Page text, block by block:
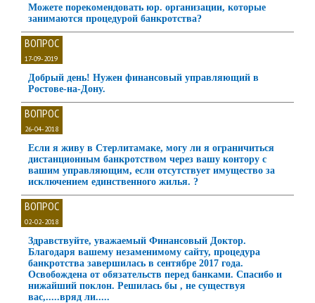
Можете порекомендовать юр. организации, которые
занимаются процедурой банкротства?
ВОПРОС
17-09-2019
Добрый день! Нужен финансовый управляющий в
Ростове-на-Дону.
ВОПРОС
26-04-2018
Если я живу в Стерлитамаке, могу ли я ограничиться
дистанционным банкротством через вашу контору с
вашим управляющим, если отсутствует имущество за
исключением единственного жилья. ?
ВОПРОС
02-02-2018
Здравствуйте, уважаемый Финансовый Доктор.
Благодаря вашему незаменимому сайту, процедура
банкротства завершилась в сентябре 2017 года.
Освобождена от обязательств перед банками. Спасибо и
нижайший поклон. Решилась бы , не существуя
вас,.....вряд ли.....